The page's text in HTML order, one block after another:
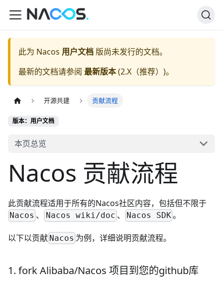
此为 Nacos 用户文档 版尚未发行的文档。
最新的文档请参阅 最新版本(2.X（推荐） )。
开源共建 贡献流程
版本：用户文档
本页总览
Nacos 贡献流程
此贡献流程适用于所有的Nacos社区内容，包括但不限于
Nacos 、 Nacos wiki/doc 、 Nacos SDK。
以下以贡献 Nacos 为例，详细说明贡献流程。
1. fork Alibaba/Nacos 项目到您的github库